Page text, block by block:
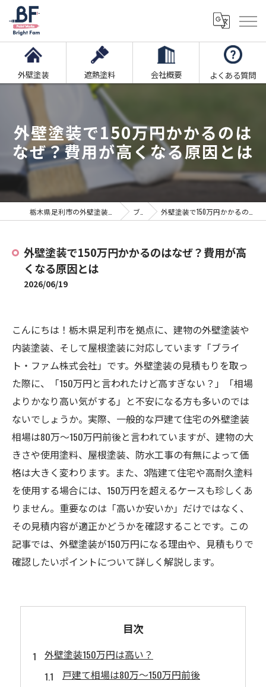
外壁塗装 遮熱塗料 会社概要 よくある質問
外壁塗装で150万円かかるのは
なぜ？費用が高くなる原因とは
ブログ 外壁塗装で150万円かかるのはなぜ？費用が高くなる原因とは
外壁塗装で150万円かかるのはなぜ？費用が高
くなる原因とは
2026/06/19
こんにちは！栃木県足利市を拠点に、建物の外壁塗装や
内装塗装、そして屋根塗装に対応しています「ブライ
ト・ファム株式会社」です。外壁塗装の見積もりを取っ
た際に、「150万円と言われたけど高すぎない？」「相場
よりかなり高い気がする」と不安になる方も多いのでは
ないでしょうか。実際、一般的な戸建て住宅の外壁塗装
相場は80万〜150万円前後と言われていますが、建物の大
きさや使用塗料、屋根塗装、防水工事の有無によって価
格は大きく変わります。また、3階建て住宅や高耐久塗料
を使用する場合には、150万円を超えるケースも珍しくあ
りません。重要なのは「高いか安いか」だけではなく、
その見積内容が適正かどうかを確認することです。この
記事では、外壁塗装が150万円になる理由や、見積もりで
確認したいポイントについて詳しく解説します。
目次
外壁塗装150万円は高い？
戸建て相場は80万〜150万円前後